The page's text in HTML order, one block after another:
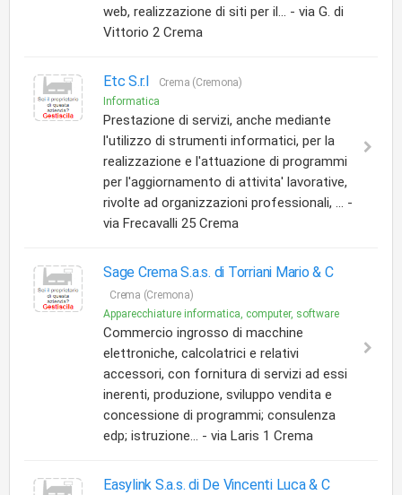
web, realizzazione di siti per il... - via G. di
Vittorio 2 Crema
Etc S.r.l
Crema (Cremona)
Informatica
Prestazione di servizi, anche mediante
l'utilizzo di strumenti informatici, per la
realizzazione e l'attuazione di programmi
per l'aggiornamento di attivita' lavorative,
rivolte ad organizzazioni professionali, ... -
via Frecavalli 25 Crema
Sage Crema S.a.s. di Torriani Mario & C
Crema (Cremona)
Apparecchiature informatica, computer, software
Commercio ingrosso di macchine
elettroniche, calcolatrici e relativi
accessori, con fornitura di servizi ad essi
inerenti, produzione, sviluppo vendita e
concessione di programmi; consulenza
edp; istruzione... - via Laris 1 Crema
Easylink S.a.s. di De Vincenti Luca & C